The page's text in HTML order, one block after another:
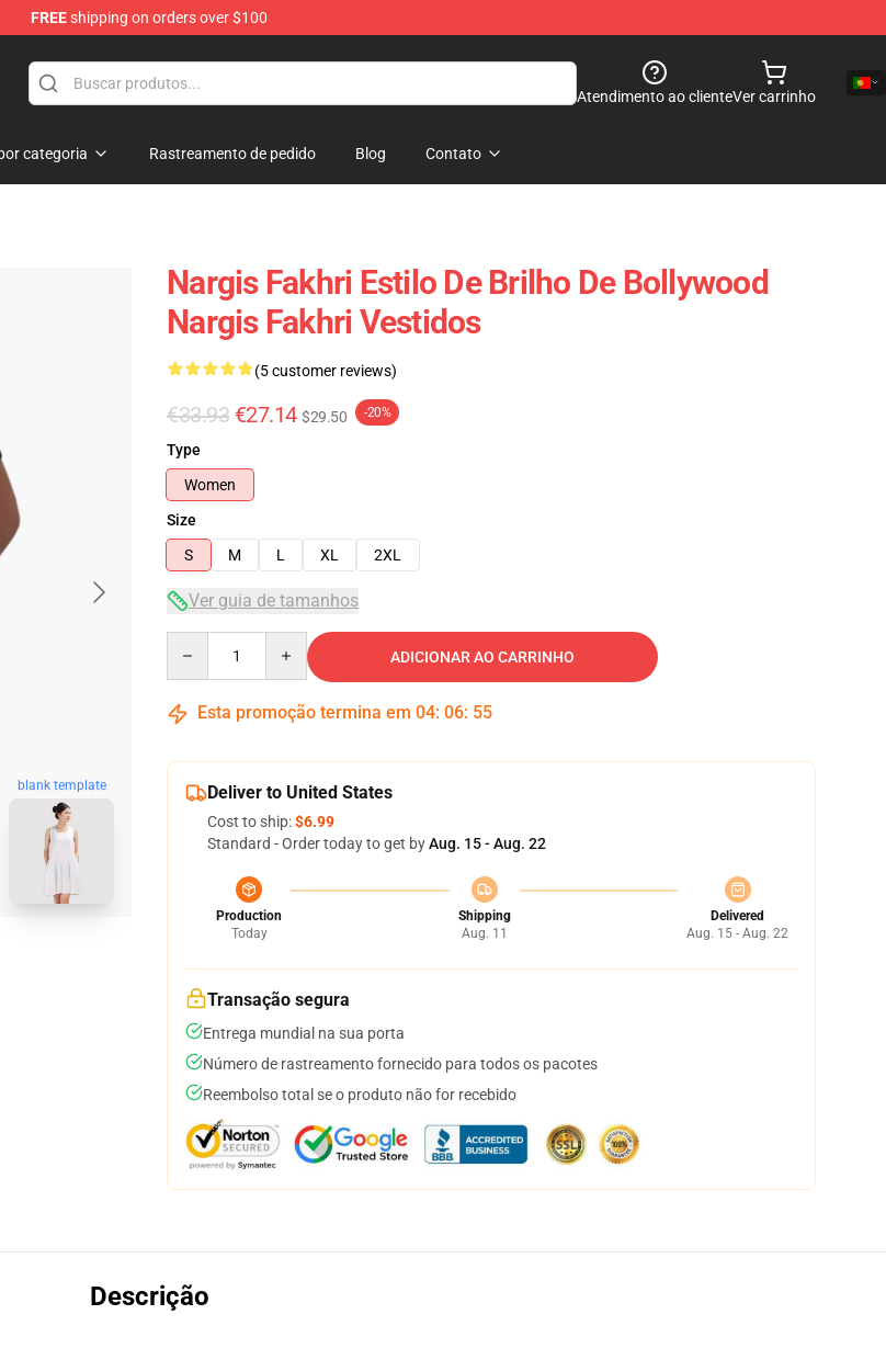
FREEshipping on orders over $100
Atendimento ao clienteVer carrinho
categoria Rastreamento de pedido Blog Contato
blank template
Nargis Fakhri Estilo De Brilho De Bollywood
Nargis Fakhri Vestidos
(5 customer reviews)
€33.93 €27.14 $29.50 -20%
Type
Women
Size
S
M L XL 2XL
Ver guia de tamanhos
ADICIONAR AO CARRINHO
Esta promoção termina em 04: 06: 54
Deliver to United States
Cost to ship:$6.99
Standard - Order today to get byAug. 15 - Aug. 22
Production
Today
Shipping
Aug. 11
Delivered
Aug. 15 - Aug. 22
Transação segura
Entrega mundial na sua porta
Número de rastreamento fornecido para todos os pacotes
Reembolso total se o produto não for recebido
Descrição